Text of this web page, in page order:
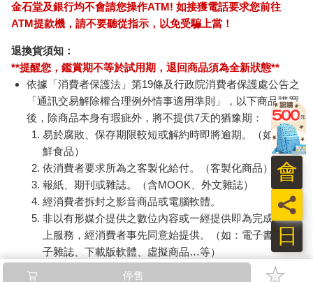
金石堂及銀行均不會請您操作ATM! 如接獲電話要求您前往
ATM提款機，請不要聽從指示，以免受騙上當！
退換貨須知：
**提醒您，鑑賞期不等於試用期，退回商品須為全新狀態**
依據「消費者保護法」第19條及行政院消費者保護處公告之
「通訊交易解除權合理例外情事適用準則」，以下商品購買
後，除商品本身有瑕疵外，將不提供7天的猶豫期：
易於腐敗、保存期限較短或解約時即將逾期。（如：生
鮮食品）
依消費者要求所為之客製化給付。（客製化商品）
報紙、期刊或雜誌。（含MOOK、外文雜誌）
經消費者拆封之影音商品或電腦軟體。
非以有形媒介提供之數位內容或一經提供即為完成之線
上服務，經消費者事先同意始提供。（如：電子書、電
子雜誌、下載版軟體、虛擬商品…等）
已拆封之個人衛生用品。（如：內衣褲、刮鬍刀、除毛
停售
日
員
會